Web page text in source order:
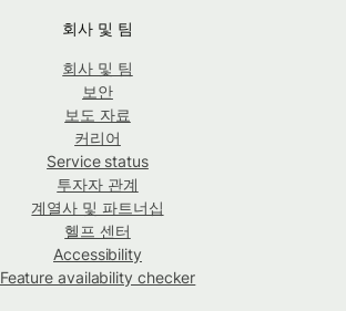
회사 및 팀
회사 및 팀
보안
보도 자료
커리어
Service status
투자자 관계
계열사 및 파트너십
헬프 센터
Accessibility
Feature availability checker